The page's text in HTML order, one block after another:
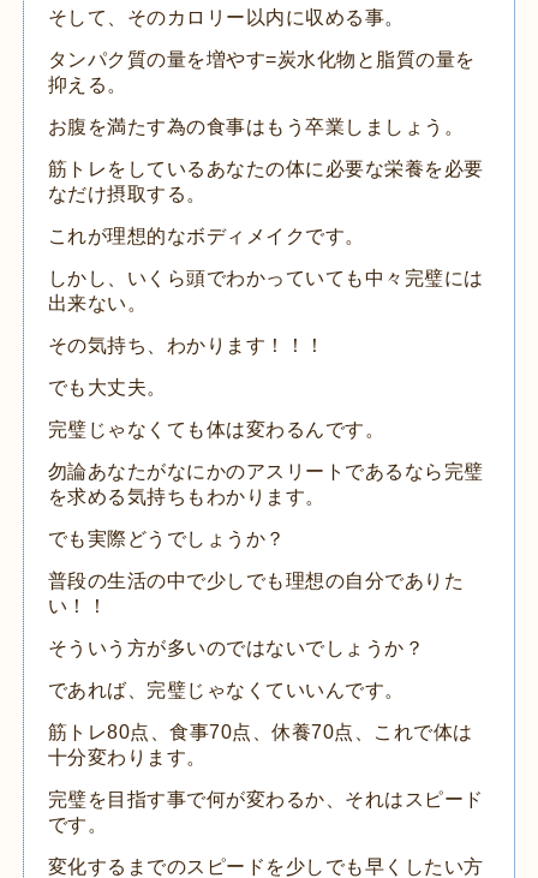
そして、そのカロリー以内に収める事。
タンパク質の量を増やす=炭水化物と脂質の量を
抑える。
お腹を満たす為の食事はもう卒業しましょう。
筋トレをしているあなたの体に必要な栄養を必要
なだけ摂取する。
これが理想的なボディメイクです。
しかし、いくら頭でわかっていても中々完璧には
出来ない。
その気持ち、わかります！！！
でも大丈夫。
完璧じゃなくても体は変わるんです。
勿論あなたがなにかのアスリートであるなら完璧
を求める気持ちもわかります。
でも実際どうでしょうか？
普段の生活の中で少しでも理想の自分でありた
い！！
そういう方が多いのではないでしょうか？
であれば、完璧じゃなくていいんです。
筋トレ80点、食事70点、休養70点、これで体は
十分変わります。
完璧を目指す事で何が変わるか、それはスピード
です。
変化するまでのスピードを少しでも早くしたい方